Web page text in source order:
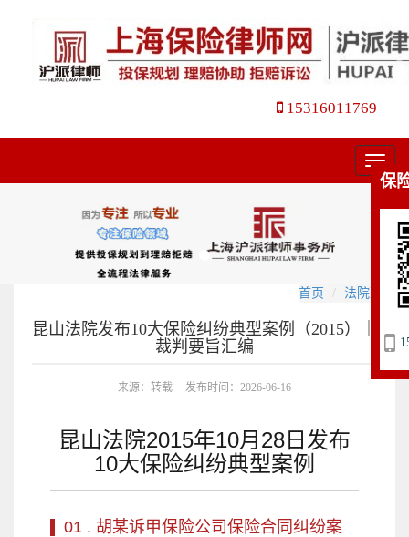
15316011769
菜
单
首页 法院观点
昆山法院发布10大保险纠纷典型案例（2015）｜
裁判要旨汇编
来源：转载 发布时间：2026-06-16
昆山法院2015年10月28日发布
10大保险纠纷典型案例
01 . 胡某诉甲保险公司保险合同纠纷案
保